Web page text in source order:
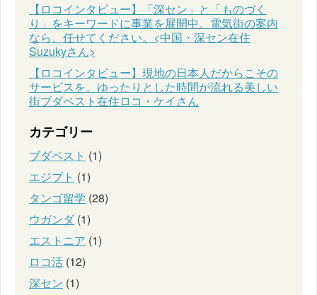
【ロコインタビュー】「深セン」と「ものづく
り」をキーワードに事業を展開中。電気街の案内
なら、任せてください。<中国・深セン在住
Suzukyさん>
【ロコインタビュー】現地の日本人だからこその
サービスを。ゆったりとした時間が流れる美しい
街ブダペスト在住ロコ・ケイさん
カテゴリー
ブダペスト (1)
エジプト (1)
タンゴ留学 (28)
ウガンダ(1)
エストニア (1)
ロコ活 (12)
深セン (1)